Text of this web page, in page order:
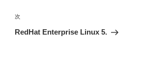
ビ
ゲ
稿
次
の
次
RedHat Enterprise Linux 5.